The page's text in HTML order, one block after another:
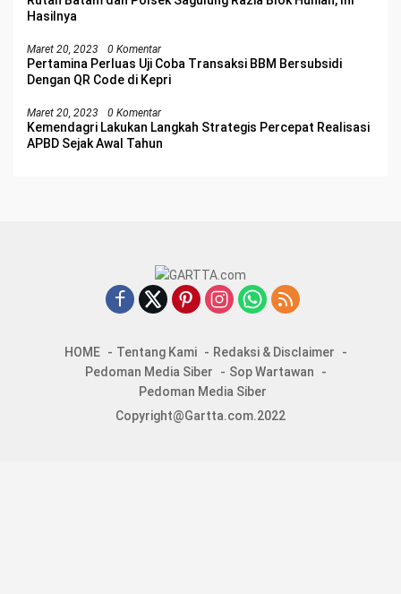
Hasilnya
Maret 20, 2023 0 Komentar
Pertamina Perluas Uji Coba Transaksi BBM Bersubsidi
Dengan QR Code di Kepri
Maret 20, 2023 0 Komentar
Kemendagri Lakukan Langkah Strategis Percepat Realisasi
APBD Sejak Awal Tahun
HOME Tentang Kami
Redaksi & Disclaimer
Pedoman Media Siber
Sop Wartawan
Pedoman Media Siber
Copyright@Gartta.com.2022